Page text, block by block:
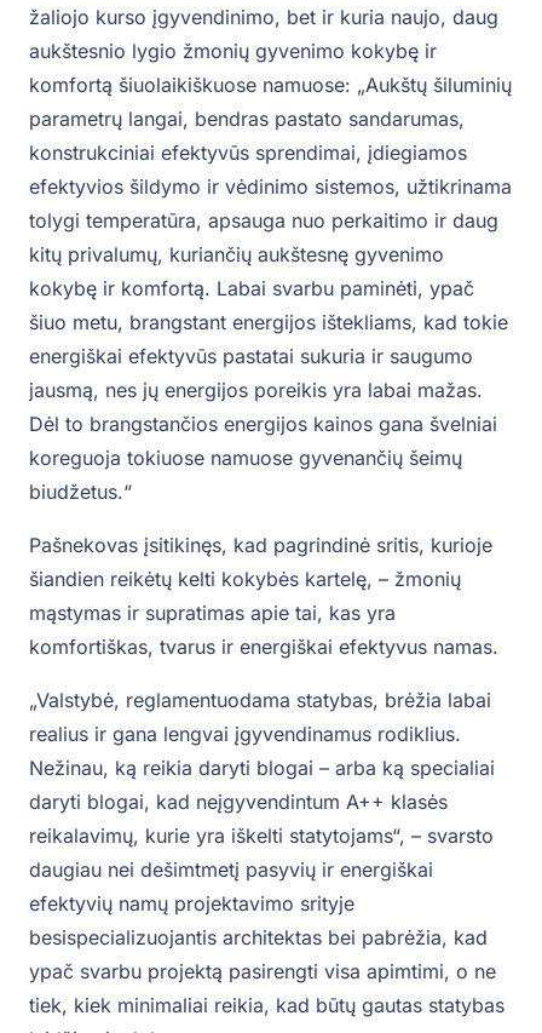
žaliojo kurso įgyvendinimo, bet ir kuria naujo, daug
aukštesnio lygio žmonių gyvenimo kokybę ir
komfortą šiuolaikiškuose namuose: „Aukštų šiluminių
parametrų langai, bendras pastato sandarumas,
konstrukciniai efektyvūs sprendimai, įdiegiamos
efektyvios šildymo ir vėdinimo sistemos, užtikrinama
tolygi temperatūra, apsauga nuo perkaitimo ir daug
kitų privalumų, kuriančių aukštesnę gyvenimo
kokybę ir komfortą. Labai svarbu paminėti, ypač
šiuo metu, brangstant energijos ištekliams, kad tokie
energiškai efektyvūs pastatai sukuria ir saugumo
jausmą, nes jų energijos poreikis yra labai mažas.
Dėl to brangstančios energijos kainos gana švelniai
koreguoja tokiuose namuose gyvenančių šeimų
biudžetus.“
‎‎Pašnekovas įsitikinęs, kad pagrindinė sritis, kurioje
šiandien reikėtų kelti kokybės kartelę, – žmonių
mąstymas ir supratimas apie tai, kas yra
komfortiškas, tvarus ir energiškai efektyvus namas.
„Valstybė, reglamentuodama statybas, brėžia labai
realius ir gana lengvai įgyvendinamus rodiklius.
Nežinau, ką reikia daryti blogai – arba ką specialiai
daryti blogai, kad neįgyvendintum A++ klasės
reikalavimų, kurie yra iškelti statytojams“, – svarsto
daugiau nei dešimtmetį pasyvių ir energiškai
efektyvių namų projektavimo srityje
besispecializuojantis architektas bei pabrėžia, kad
ypač svarbu projektą pasirengti visa apimtimi, o ne
tiek, kiek minimaliai reikia, kad būtų gautas statybas